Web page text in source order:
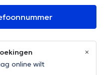
online wilt